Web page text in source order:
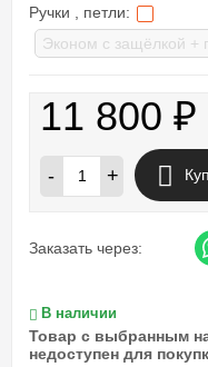
Ручки , петли:
11 800 ₽
- +
Заказать через:
В наличии
Товар с выбранным
недоступен для